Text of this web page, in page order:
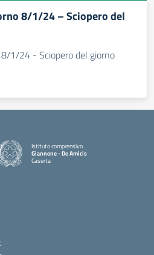
8/1/24 – Sciopero del
1/24 - Sciopero del giorno
Istituto comprensivo
Giannone - De Amicis
Caserta